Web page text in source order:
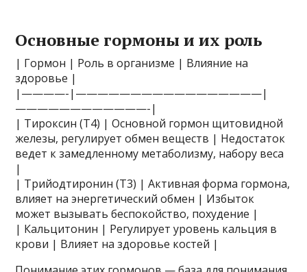
Основные гормоны и их роль
| Гормон | Роль в организме | Влияние на
здоровье |
|————-|—————————————————|
————————————-|
| Тироксин (Т4) | Основной гормон щитовидной
железы, регулирует обмен веществ | Недостаток
ведет к замедленному метаболизму, набору веса
|
| Трийодтиронин (Т3) | Активная форма гормона,
влияет на энергетический обмен | Избыток
может вызывать беспокойство, похудение |
| Кальцитонин | Регулирует уровень кальция в
крови | Влияет на здоровье костей |